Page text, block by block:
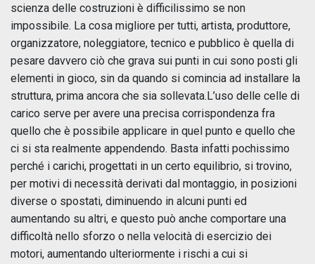
scienza delle costruzioni è difficilissimo se non
impossibile. La cosa migliore per tutti, artista, produttore,
organizzatore, noleggiatore, tecnico e pubblico è quella di
pesare davvero ciò che grava sui punti in cui sono posti gli
elementi in gioco, sin da quando si comincia ad installare la
struttura, prima ancora che sia sollevata.L’uso delle celle di
carico serve per avere una precisa corrispondenza fra
quello che è possibile applicare in quel punto e quello che
ci si sta realmente appendendo. Basta infatti pochissimo
perché i carichi, progettati in un certo equilibrio, si trovino,
per motivi di necessità derivati dal montaggio, in posizioni
diverse o spostati, diminuendo in alcuni punti ed
aumentando su altri, e questo può anche comportare una
difficoltà nello sforzo o nella velocità di esercizio dei
motori, aumentando ulteriormente i rischi a cui si